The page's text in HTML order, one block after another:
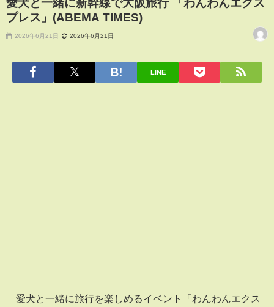
愛犬と一緒に新幹線で大阪旅行 「わんわんエクス
プレス」(ABEMA TIMES)
2026年6月21日 2026年6月21日
LINE
愛犬と一緒に旅行を楽しめるイベント「わんわんエクス